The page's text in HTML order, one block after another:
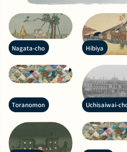
Nagata-cho Hibiya
Toranomon Uchisaiwai-